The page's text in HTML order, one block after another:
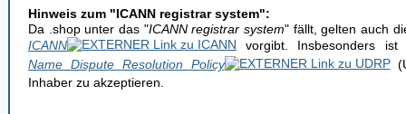
Hinweis zum "ICANN registrar system":
Da .shop unter das "ICANN registrar system" fällt, gelten auch
ICANN
vorgibt. Insbesonders
Name Dispute Resolution Policy
Inhaber zu akzeptieren.